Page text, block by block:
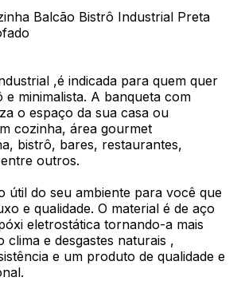
Balcão Bistrô Industrial Preta
,é indicada para quem quer
e minimalista. A banqueta com
o espaço da sua casa ou
cozinha, área gourmet
bistrô, bares, restaurantes,
outros.
útil do seu ambiente para você que
e qualidade. O material é de aço
eletrostática tornando-a mais
clima e desgastes naturais ,
e um produto de qualidade e